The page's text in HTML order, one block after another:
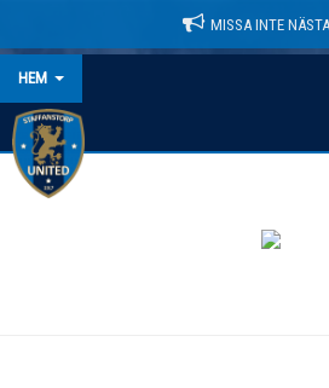
MISSA INTE
HEM
HEM